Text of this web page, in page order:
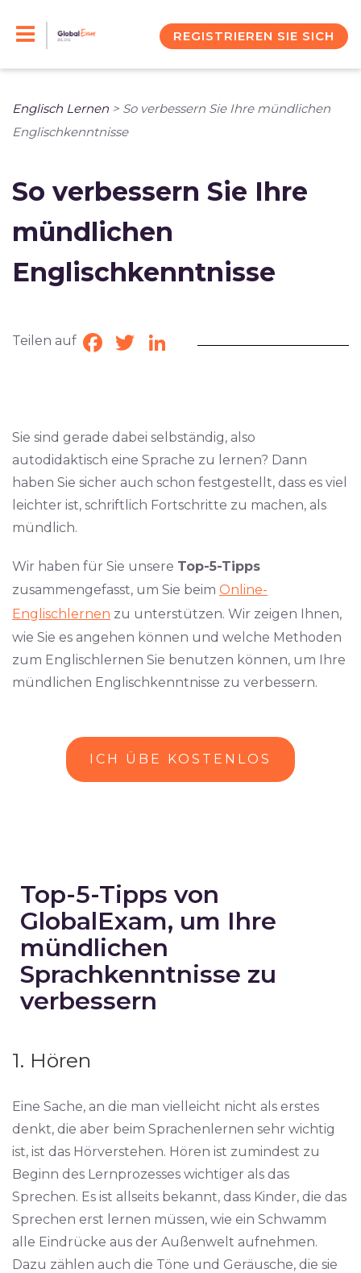
REGISTRIEREN SIE SICH
Englisch Lernen > So verbessern Sie Ihre mündlichen
Englischkenntnisse
So verbessern Sie Ihre
mündlichen
Englischkenntnisse
Teilen auf Facebook
TwitterLinkedIn
Sie sind gerade dabei selbständig, also
autodidaktisch eine Sprache zu lernen? Dann
haben Sie sicher auch schon festgestellt, dass es viel
leichter ist, schriftlich Fortschritte zu machen, als
mündlich.
Wir haben für Sie unsere Top-5-Tipps
zusammengefasst, um Sie beim Online-
Englischlernen zu unterstützen. Wir zeigen Ihnen,
wie Sie es angehen können und welche Methoden
zum Englischlernen Sie benutzen können, um Ihre
mündlichen Englischkenntnisse zu verbessern.
ICH ÜBE KOSTENLOS
Top-5-Tipps von
GlobalExam, um Ihre
mündlichen
Sprachkenntnisse zu
verbessern
1. Hören
Eine Sache, an die man vielleicht nicht als erstes
denkt, die aber beim Sprachenlernen sehr wichtig
ist, ist das Hörverstehen. Hören ist zumindest zu
Beginn des Lernprozesses wichtiger als das
Sprechen. Es ist allseits bekannt, dass Kinder, die das
Sprechen erst lernen müssen, wie ein Schwamm
alle Eindrücke aus der Außenwelt aufnehmen.
Dazu zählen auch die Töne und Geräusche, die sie